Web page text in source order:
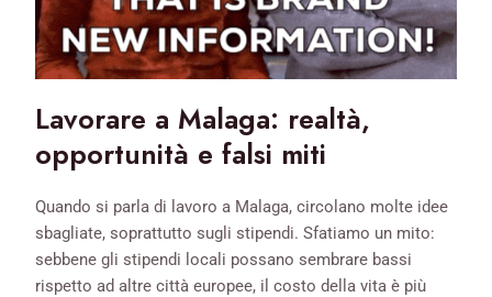
Lavorare a Malaga: realtà,
opportunità e falsi miti
Quando si parla di lavoro a Malaga, circolano molte idee
sbagliate, soprattutto sugli stipendi. Sfatiamo un mito:
sebbene gli stipendi locali possano sembrare bassi
rispetto ad altre città europee, il costo della vita è più